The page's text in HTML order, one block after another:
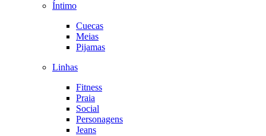
Íntimo
Cuecas
Meias
Pijamas
Linhas
Fitness
Praia
Social
Personagens
Jeans